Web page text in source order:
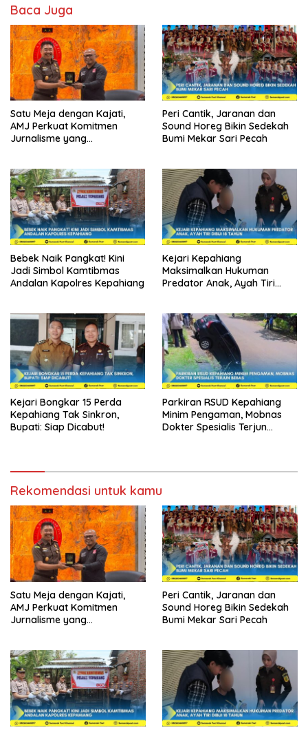
Baca Juga
Satu Meja dengan Kajati,
AMJ Perkuat Komitmen
Jurnalisme yang
Peri Cantik, Jaranan dan
Sound Horeg Bikin Sedekah
Bumi Mekar Sari Pecah
Bebek Naik Pangkat! Kini
Jadi Simbol Kamtibmas
Andalan Kapolres Kepahiang
Kejari Kepahiang
Maksimalkan Hukuman
Predator Anak, Ayah Tiri
Kejari Bongkar 15 Perda
Kepahiang Tak Sinkron,
Bupati: Siap Dicabut!
Parkiran RSUD Kepahiang
Minim Pengaman, Mobnas
Dokter Spesialis Terjun
Rekomendasi untuk kamu
Satu Meja dengan Kajati,
AMJ Perkuat Komitmen
Jurnalisme yang
Peri Cantik, Jaranan dan
Sound Horeg Bikin Sedekah
Bumi Mekar Sari Pecah